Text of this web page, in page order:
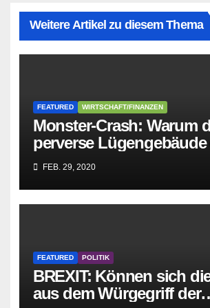
Weitere Artikel zu diesem Thema
FEATURED WIRTSCHAFT/FINANZEN
Monster-Crash: Warum
perverse Lügengebäude
Sozialisten in sich
zusammenbricht!
FEB. 29, 2020
FEATURED POLITIK
BREXIT: Können sich
aus dem Würgegriff der